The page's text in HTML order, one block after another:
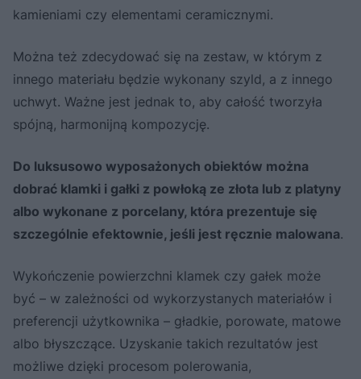
kamieniami czy elementami ceramicznymi.
Można też zdecydować się na zestaw, w którym z
innego materiału będzie wykonany szyld, a z innego
uchwyt. Ważne jest jednak to, aby całość tworzyła
spójną, harmonijną kompozycję.
Do luksusowo wyposażonych obiektów można
dobrać klamki i gałki z powłoką ze złota lub z platyny
albo wykonane z porcelany, która prezentuje się
szczególnie efektownie, jeśli jest ręcznie malowana.
Wykończenie powierzchni klamek czy gałek może
być – w zależności od wykorzystanych materiałów i
preferencji użytkownika – gładkie, porowate, matowe
albo błyszczące. Uzyskanie takich rezultatów jest
możliwe dzięki procesom polerowania,